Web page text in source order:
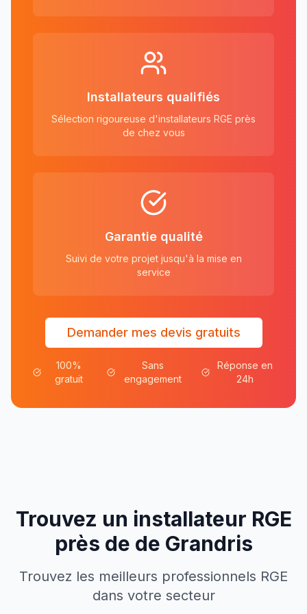
Installateurs qualifiés
Sélection rigoureuse d'installateurs RGE près
de chez vous
Garantie qualité
Suivi de votre projet jusqu'à la mise en
service
Demander mes devis gratuits
100%
gratuit
Sans
engagement
Réponse en
24h
Trouvez un installateur RGE
près de de Grandris
Trouvez les meilleurs professionnels RGE
dans votre secteur